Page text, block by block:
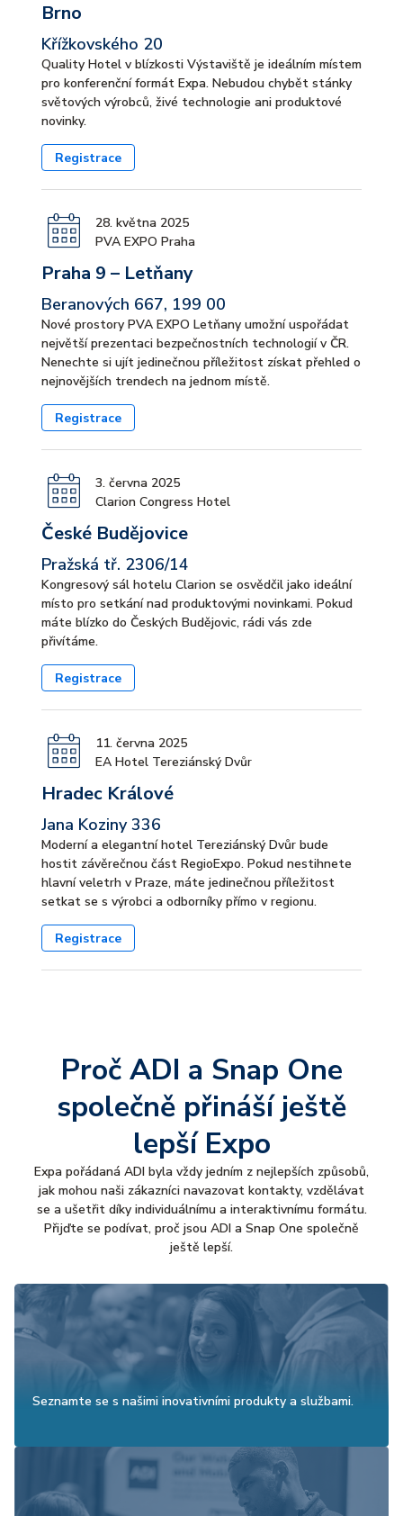
Brno
Křížkovského 20
Quality Hotel v blízkosti Výstaviště je ideálním místem
pro konferenční formát Expa. Nebudou chybět stánky
světových výrobců, živé technologie ani produktové
novinky.
Registrace
28. května 2025
PVA EXPO Praha
Praha 9 – Letňany
Beranových 667, 199 00
Nové prostory PVA EXPO Letňany umožní uspořádat
největší prezentaci bezpečnostních technologií v ČR.
Nenechte si ujít jedinečnou příležitost získat přehled o
nejnovějších trendech na jednom místě.
Registrace
3. června 2025
Clarion Congress Hotel
České Budějovice
Pražská tř. 2306/14
Kongresový sál hotelu Clarion se osvědčil jako ideální
místo pro setkání nad produktovými novinkami. Pokud
máte blízko do Českých Budějovic, rádi vás zde
přivítáme.
Registrace
11. června 2025
EA Hotel Tereziánský Dvůr
Hradec Králové
Jana Koziny 336
Moderní a elegantní hotel Tereziánský Dvůr bude
hostit závěrečnou část RegioExpo. Pokud nestihnete
hlavní veletrh v Praze, máte jedinečnou příležitost
setkat se s výrobci a odborníky přímo v regionu.
Registrace
Proč ADI a Snap One
společně přináší ještě
lepší Expo
Expa pořádaná ADI byla vždy jedním z nejlepších způsobů,
jak mohou naši zákazníci navazovat kontakty, vzdělávat
se a ušetřit díky individuálnímu a interaktivnímu formátu.
Přijďte se podívat, proč jsou ADI a Snap One společně
ještě lepší.
Seznamte se s našimi inovativními produkty a službami.